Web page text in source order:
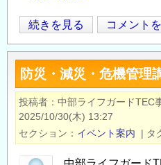
集
い
て
の
今
月
の
新
着
記
事
／
続きを見る コメント
防災・減災・危機管理
投稿者 中部ライフガードTEC
2025/10/30(木) 13:27
セクション
イベント案内 | タ